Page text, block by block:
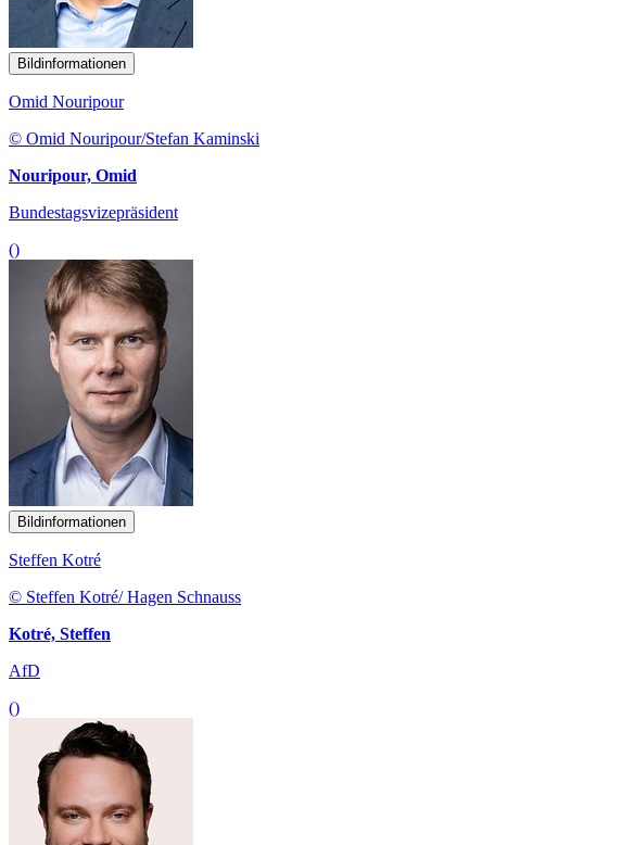
Bildinformationen
Omid Nouripour
© Omid Nouripour/Stefan Kaminski
Nouripour, Omid
Bundestagsvizepräsident
()
Bildinformationen
Steffen Kotré
© Steffen Kotré/ Hagen Schnauss
Kotré, Steffen
AfD
()